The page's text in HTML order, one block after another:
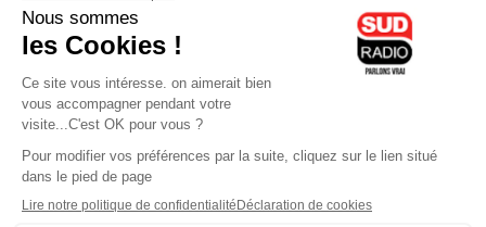
lyoncapitale.fr
olympique-et-lyonnais.com
L'application Iphone / Android
Téléchargez l'application
Les cookies